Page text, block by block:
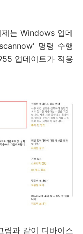
는 Windows 업데
명령 수행
업데이트가 적용
림과 같이 디바이스